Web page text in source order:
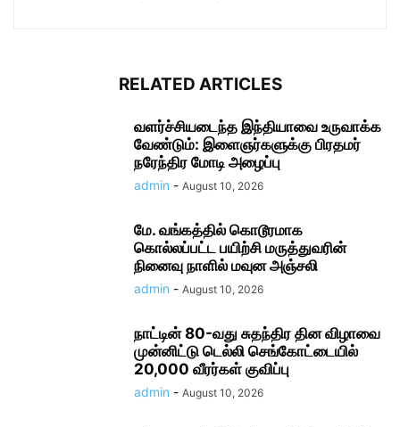
RELATED ARTICLES
வளர்ச்சியடைந்த இந்தியாவை உருவாக்க
வேண்டும்: இளைஞர்களுக்கு பிரதமர்
நரேந்திர மோடி அழைப்பு
admin - August 10, 2026
மே. வங்கத்தில் கொடூரமாக
கொல்லப்பட்ட பயிற்சி மருத்துவரின்
நினைவு நாளில் மவுன அஞ்சலி
admin - August 10, 2026
நாட்டின் 80-வது சுதந்திர தின விழாவை
முன்னிட்டு டெல்லி செங்கோட்டையில்
20,000 வீரர்கள் குவிப்பு
admin - August 10, 2026